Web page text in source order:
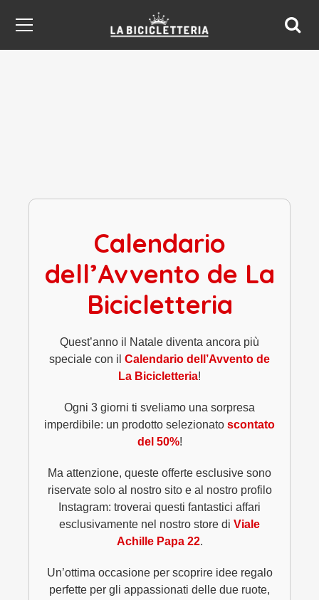
Calendario
dell’Avvento de La
Bicicletteria
Quest’anno il Natale diventa ancora più
speciale con il Calendario dell’Avvento de
La Bicicletteria!
Ogni 3 giorni ti sveliamo una sorpresa
imperdibile: un prodotto selezionato scontato
del 50%!
Ma attenzione, queste offerte esclusive sono
riservate solo al nostro sito e al nostro profilo
Instagram: troverai questi fantastici affari
esclusivamente nel nostro store di Viale
Achille Papa 22.
Un’ottima occasione per scoprire idee regalo
perfette per gli appassionati delle due ruote,